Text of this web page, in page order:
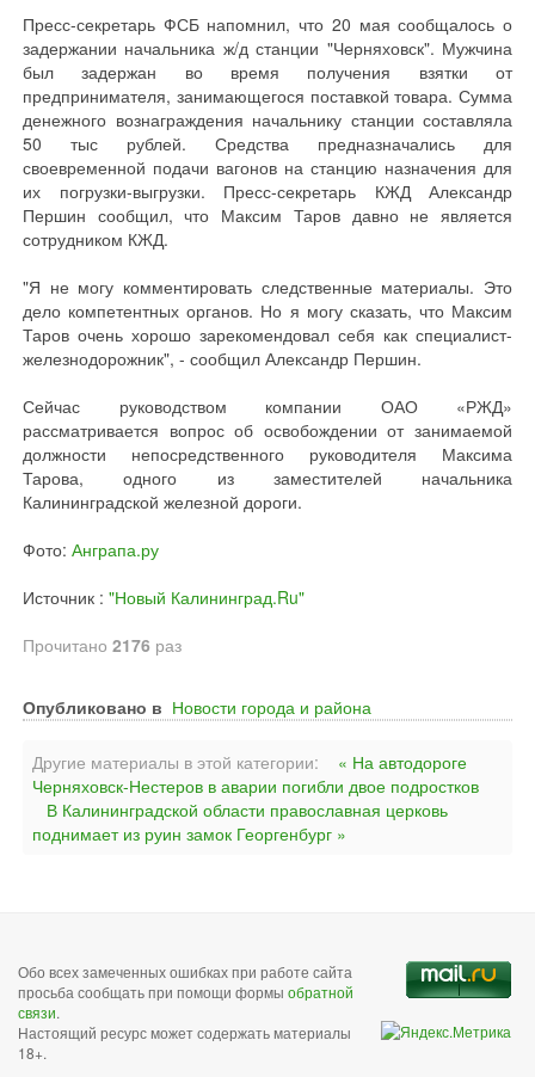
Пресс-секретарь ФСБ напомнил, что 20 мая сообщалось о
задержании начальника ж/д станции "Черняховск". Мужчина
был задержан во время получения взятки от
предпринимателя, занимающегося поставкой товара. Сумма
денежного вознаграждения начальнику станции составляла
50 тыс рублей. Средства предназначались для
своевременной подачи вагонов на станцию назначения для
их погрузки-выгрузки. Пресс-секретарь КЖД Александр
Першин сообщил, что Максим Таров давно не является
сотрудником КЖД.
"Я не могу комментировать следственные материалы. Это
дело компетентных органов. Но я могу сказать, что Максим
Таров очень хорошо зарекомендовал себя как специалист-
железнодорожник", - сообщил Александр Першин.
Сейчас руководством компании ОАО «РЖД»
рассматривается вопрос об освобождении от занимаемой
должности непосредственного руководителя Максима
Тарова, одного из заместителей начальника
Калининградской железной дороги.
Фото: Анграпа.ру
Источник : "Новый Калининград.Ru"
Прочитано 2176 раз
Опубликовано в Новости города и района
Другие материалы в этой категории:
« На автодороге
Черняховск-Нестеров в аварии погибли двое подростков
В Калининградской области православная церковь
поднимает из руин замок Георгенбург »
Обо всех замеченных ошибках при работе сайта
просьба сообщать при помощи формы обратной
связи.
Настоящий ресурс может содержать материалы
18+.